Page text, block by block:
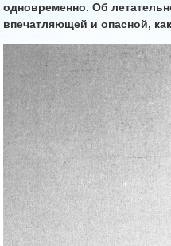
одновременно. Об
впечатляющей и опасной,